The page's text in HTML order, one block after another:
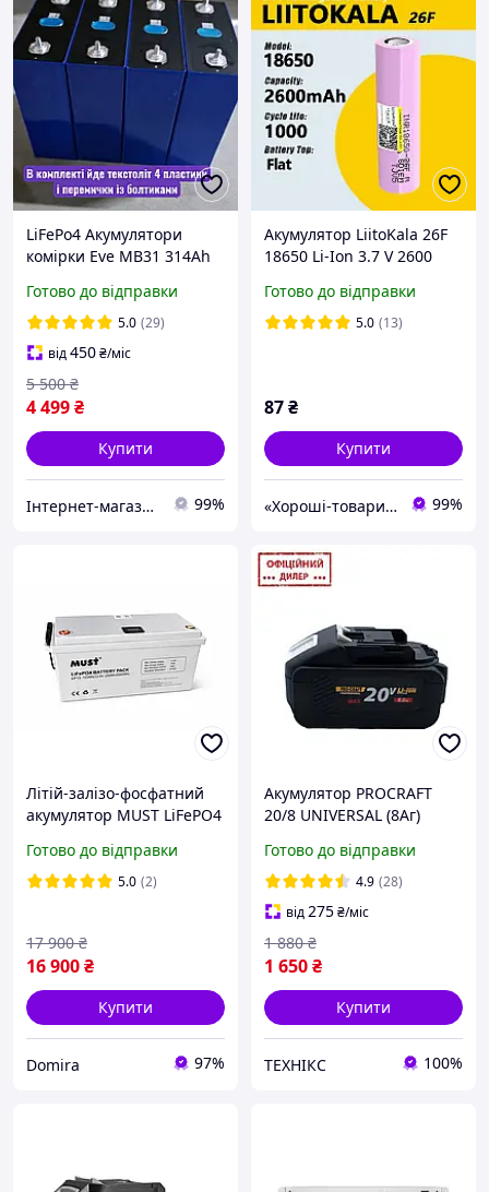
LiFePo4 Акумулятори
комірки Eve MB31 314Ah
Літій-залізо-фосфатний
Готово до відправки
5.0 (29)
від450₴/міс
4 499₴
5 500 ₴
Купити
Інтернет-магазин Проф-Техніка 99%
Акумулятор LiitoKala 26F
18650 Li-Ion 3.7 V 2600
Готово до відправки
5.0 (13)
87₴
Купити
«Хороші-товари» інтернет-магазин 99%
Літій-залізо-фосфатний
акумулятор MUST LiFePO4
рішення для зберігання
енергії с Bluetooth
Готово до відправки
5.0 (2)
16 900₴
17 900 ₴
Купити
Domira 97%
Акумулятор PROCRAFT
20/8 UNIVERSAL (8Aг)
Готово до відправки
4.9 (28)
від275₴/міс
1 650₴
1 880 ₴
Купити
ТЕХНІКС 100%